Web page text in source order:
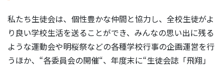
私たち生徒会は、個性豊かな仲間と協力し、全校生徒がよ
り良い学校生活を送ることができ、みんなの思い出に残る
ような運動会や明桜祭などの各種学校行事の企画運営を行
うほか、“各委員会の開催“、年度末に“生徒会誌「飛翔」